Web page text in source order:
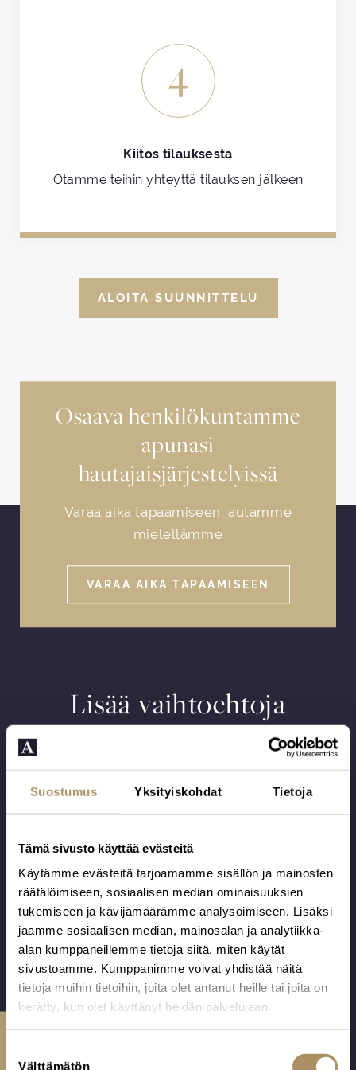
Suostumus Yksityiskohdat Tietoja
Tämä sivusto käyttää evästeitä
Käytämme evästeitä tarjoamamme sisällön ja mainosten
räätälöimiseen, sosiaalisen median ominaisuuksien
tukemiseen ja kävijämäärämme analysoimiseen. Lisäksi
jaamme sosiaalisen median, mainosalan ja analytiikka-
alan kumppaneillemme tietoja siitä, miten käytät
sivustoamme. Kumppanimme voivat yhdistää näitä
tietoja muihin tietoihin, joita olet antanut heille tai joita on
kerätty, kun olet käyttänyt heidän palvelujaan.
Välttämätön
4
Kiitos tilauksesta
Otamme teihin yhteyttä tilauksen jälkeen
ALOITA SUUNNITTELU
Osaava henkilökuntamme
apunasi
hautajaisjärjestelyissä
Varaa aika tapaamiseen, autamme
mielellämme
VARAA AIKA TAPAAMISEEN
Lisää vaihtoehtoja
Hautakimppu 106
Valkoinen
neilikka, iiris.
Kukkalaite 10
Valkoinen
neilikka, iiris,
valkoinen
oksaneilikka.